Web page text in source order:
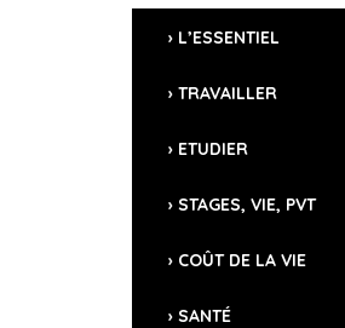
L'essentiel
Saint-Domingue
Luis Abinader (Président)
L’ESSENTIEL
TRAVAILLER
ETUDIER
STAGES, VIE, PVT
COÛT DE LA VIE
SANTÉ